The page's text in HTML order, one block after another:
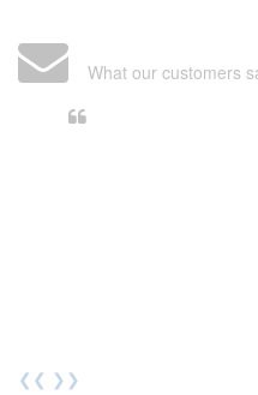
What our customers
❮❮ ❯❯